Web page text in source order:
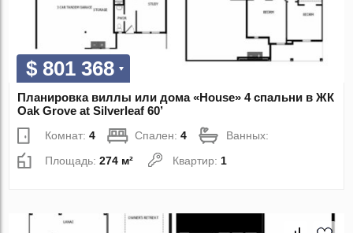
$ 801 368
Планировка виллы или дома «House» 4 спальни в ЖК
Oak Grove at Silverleaf 60’
Комнат:4 Спален:4
Ванных:
Площадь:274 м² Квартир:1